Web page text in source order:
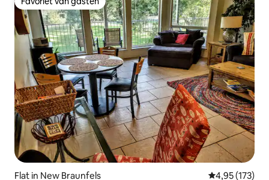
Favoriet van gasten
Flat in New Braunfels Gemiddelde
4,95 (173)